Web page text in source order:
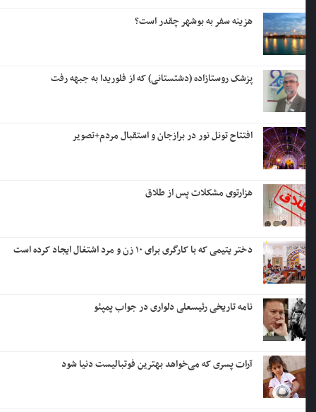
هزینه سفر به بوشهر چقدر است؟
پزشک روستازاده (دشتستانی) که از فلوریدا به جبهه رفت
افتتاح تونل نور در برازجان و استقبال مردم+تصویر
هزارتوی مشکلات پس از طلاق
دختر یتیمی که با کارگری برای ۱۰ زن و مرد اشتغال ایجاد کرده است
نامه تاریخی رئیسعلی دلواری در جواب پمپئو
آرات پسری که می‌خواهد بهترین فوتبالیست دنیا شود